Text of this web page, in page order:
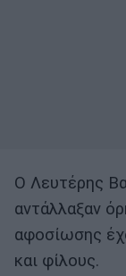
Ο Λευτέρης
αντάλλαξαν
αφοσίωσης
και φίλους.